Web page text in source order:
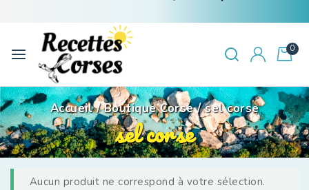
0
Accueil / Boutique Corse / sel corse
sel corse
Aucun produit ne correspond à votre sélection.